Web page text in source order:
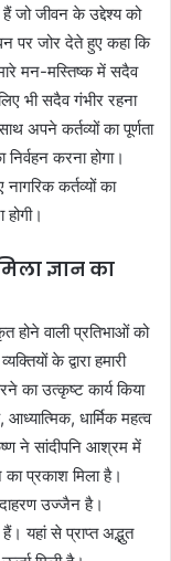
जो जीवन के उद्देश्य को
पर जोर देते हुए कहा कि
मन-मस्तिष्क में सदैव
भी सदैव गंभीर रहना
अपने कर्तव्यों का पूर्णता
करना होगा।
नागरिक कर्तव्यों का
ज्ञान का
होने वाली प्रतिभाओं को
के द्वारा हमारी
का उत्कृष्ट कार्य किया
धार्मिक महत्व
ने सांदीपनि आश्रम में
का प्रकाश मिला है।
उज्जैन है।
यहां से प्राप्त अद्भुत